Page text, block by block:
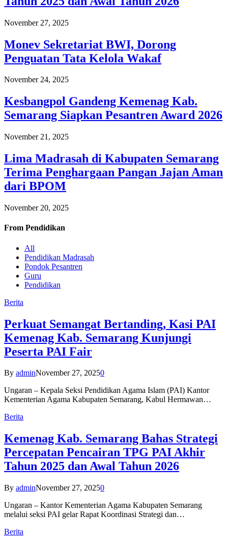
November 27, 2025
Monev Sekretariat BWI, Dorong
Penguatan Tata Kelola Wakaf
November 24, 2025
Kesbangpol Gandeng Kemenag Kab.
Semarang Siapkan Pesantren Award 2026
November 21, 2025
Lima Madrasah di Kabupaten Semarang
Terima Penghargaan Pangan Jajan Aman
dari BPOM
November 20, 2025
From Pendidikan
All
Pendidikan Madrasah
Pondok Pesantren
Guru
Pendidikan
Berita
Perkuat Semangat Bertanding, Kasi PAI
Kemenag Kab. Semarang Kunjungi
Peserta PAI Fair
By adminNovember 27, 20250
Ungaran – Kepala Seksi Pendidikan Agama Islam (PAI) Kantor
Kementerian Agama Kabupaten Semarang, Kabul Hermawan…
Berita
Kemenag Kab. Semarang Bahas Strategi
Percepatan Pencairan TPG PAI Akhir
Tahun 2025 dan Awal Tahun 2026
By adminNovember 27, 20250
Ungaran – Kantor Kementerian Agama Kabupaten Semarang
melalui seksi PAI gelar Rapat Koordinasi Strategi dan…
Berita